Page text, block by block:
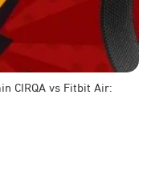
CIRQA vs Fitbit Air: